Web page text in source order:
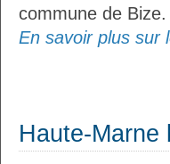
commune de Bize.
En savoir plus sur
Haute-Marne